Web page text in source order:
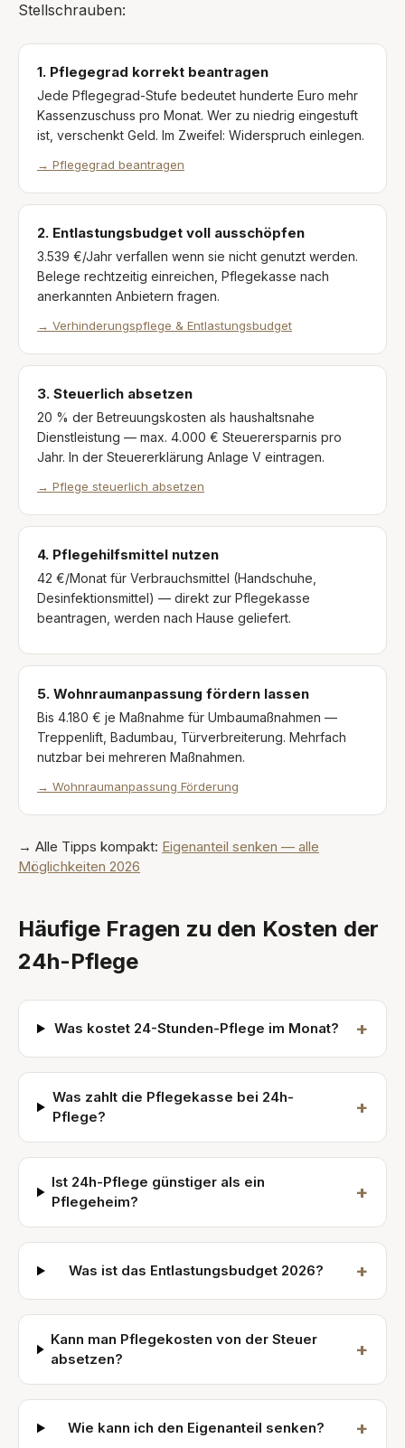
Stellschrauben:
1. Pflegegrad korrekt beantragen
Jede Pflegegrad-Stufe bedeutet hunderte Euro mehr
Kassenzuschuss pro Monat. Wer zu niedrig eingestuft
ist, verschenkt Geld. Im Zweifel: Widerspruch einlegen.
→ Pflegegrad beantragen
2. Entlastungsbudget voll ausschöpfen
3.539 €/Jahr verfallen wenn sie nicht genutzt werden.
Belege rechtzeitig einreichen, Pflegekasse nach
anerkannten Anbietern fragen.
→ Verhinderungspflege & Entlastungsbudget
3. Steuerlich absetzen
20 % der Betreuungskosten als haushaltsnahe
Dienstleistung — max. 4.000 € Steuerersparnis pro
Jahr. In der Steuererklärung Anlage V eintragen.
→ Pflege steuerlich absetzen
4. Pflegehilfsmittel nutzen
42 €/Monat für Verbrauchsmittel (Handschuhe,
Desinfektionsmittel) — direkt zur Pflegekasse
beantragen, werden nach Hause geliefert.
5. Wohnraumanpassung fördern lassen
Bis 4.180 € je Maßnahme für Umbaumaßnahmen —
Treppenlift, Badumbau, Türverbreiterung. Mehrfach
nutzbar bei mehreren Maßnahmen.
→ Wohnraumanpassung Förderung
→ Alle Tipps kompakt: Eigenanteil senken — alle
Möglichkeiten 2026
Häufige Fragen zu den Kosten der
24h-Pflege
Was kostet 24-Stunden-Pflege im Monat? +
Was zahlt die Pflegekasse bei 24h-
Pflege?
+
Ist 24h-Pflege günstiger als ein
Pflegeheim?
+
Was ist das Entlastungsbudget 2026? +
Kann man Pflegekosten von der Steuer
absetzen?
+
Wie kann ich den Eigenanteil senken? +